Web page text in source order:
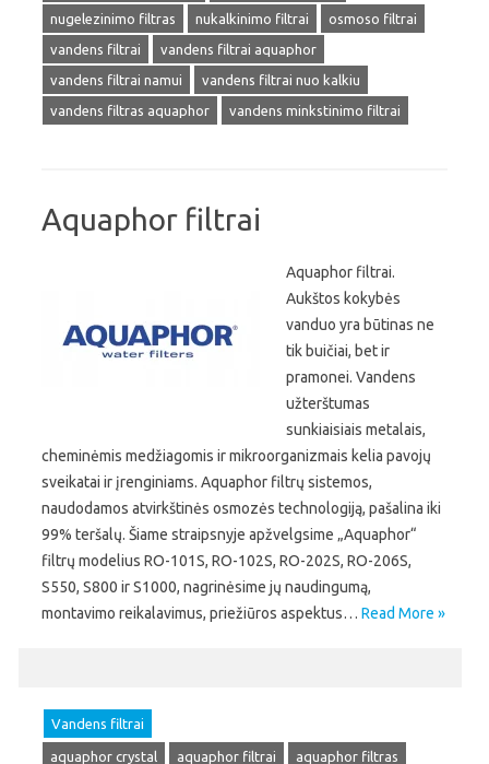
nugelezinimo filtras
nukalkinimo filtrai
osmoso filtrai
vandens filtrai
vandens filtrai aquaphor
vandens filtrai namui
vandens filtrai nuo kalkiu
vandens filtras aquaphor
vandens minkstinimo filtrai
Aquaphor filtrai
Aquaphor filtrai.
Aukštos kokybės
vanduo yra būtinas ne
tik buičiai, bet ir
pramonei. Vandens
užterštumas
sunkiaisiais metalais,
cheminėmis medžiagomis ir mikroorganizmais kelia pavojų
sveikatai ir įrenginiams. Aquaphor filtrų sistemos,
naudodamos atvirkštinės osmozės technologiją, pašalina iki
99% teršalų. Šiame straipsnyje apžvelgsime „Aquaphor“
filtrų modelius RO-101S, RO-102S, RO-202S, RO-206S,
S550, S800 ir S1000, nagrinėsime jų naudingumą,
montavimo reikalavimus, priežiūros aspektus… Read More »
Vandens filtrai
aquaphor crystal aquaphor filtrai
aquaphor filtras